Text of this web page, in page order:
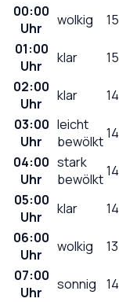
00:00
Uhr
wolkig 15
01:00
Uhr
klar 15
02:00
Uhr
klar 14
03:00
Uhr
leicht
bewölkt14
04:00
Uhr
stark
bewölkt14
05:00
Uhr
klar 14
06:00
Uhr
wolkig 13
07:00
Uhr
sonnig 14